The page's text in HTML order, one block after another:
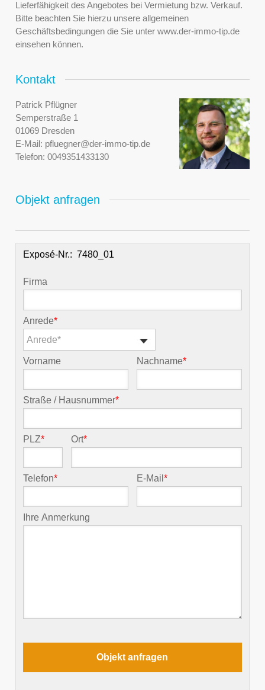
Lieferfähigkeit des Angebotes bei Vermietung bzw. Verkauf.
Bitte beachten Sie hierzu unsere allgemeinen
Geschäftsbedingungen die Sie unter www.der-immo-tip.de
einsehen können.
Kontakt
Patrick Pflügner
Semperstraße 1
01069 Dresden
E-Mail: pfluegner@der-immo-tip.de
Telefon: 0049351433130
Objekt anfragen
Exposé-Nr.:
Firma
Anrede*
Anrede*
Vorname Nachname*
Straße / Hausnummer*
PLZ* Ort*
Telefon* E-Mail*
Ihre Anmerkung